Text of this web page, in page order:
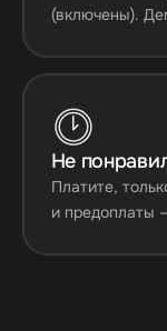
(включены).
Не
Платите,
и предоплаты